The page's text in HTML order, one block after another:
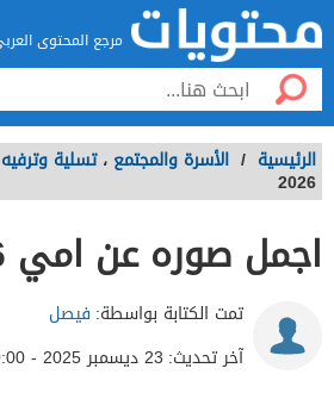
مرجع المحتوى
الرئيسية / الأسرة والمجتمع ، تسلية وترفيه
2026
اجمل صوره عن امي 2026
تمت الكتابة بواسطة: فيصل
آخر تحديث: 23 ديسمبر 2025 - 10:00م